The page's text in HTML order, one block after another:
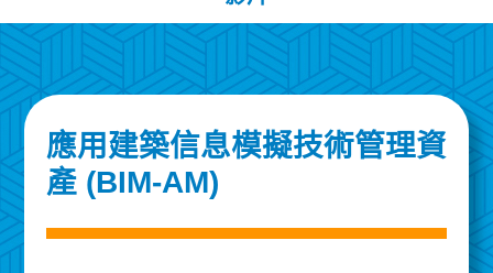
應用建築信息模擬技術管理資
產 (BIM-AM)